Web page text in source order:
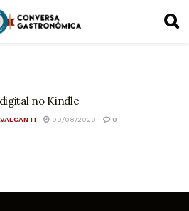
no Kindle
09/08/2020 0